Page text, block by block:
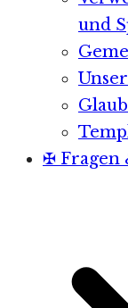
und
✠ Fragen